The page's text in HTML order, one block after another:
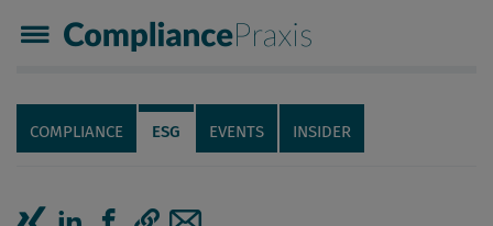
Compliance Praxis
Servicenavigation
Navigation
COMPLIANCE ESG EVENTS INSIDER
Seiteninhalt